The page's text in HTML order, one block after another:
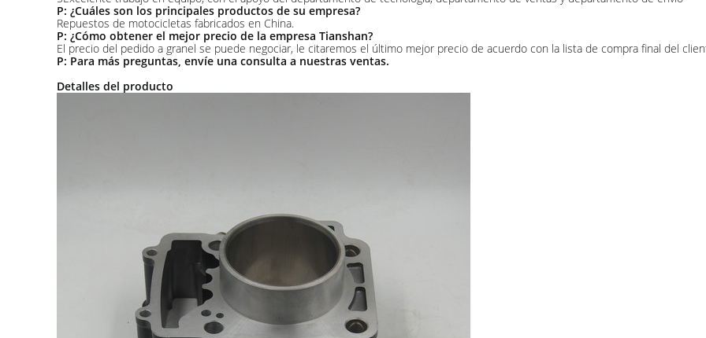
P: ¿Cuáles son los principales productos de su empresa?
Repuestos de motocicletas fabricados en China.
P: ¿Cómo obtener el mejor precio de la empresa Tianshan?
El precio del pedido a granel se puede negociar, le citaremos el último mejor precio de acuerdo con la lista de compra final del
P: Para más preguntas, envíe una consulta a nuestras ventas.
Detalles del producto